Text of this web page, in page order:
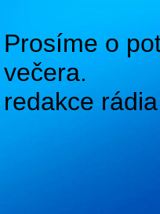
Prosíme o
večera.
redakce